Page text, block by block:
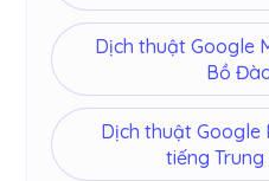
Dịch thuật Google
Bồ
Dịch thuật Google
tiếng